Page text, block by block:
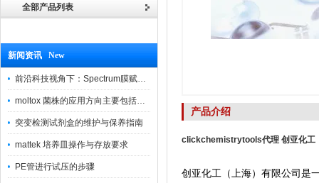
全部产品列表
新闻资讯 New
前沿科技视角下：Spectrum膜赋能精密制造
moltox 菌株的应用方向主要包括以下几个方面
突变检测试剂盒的维护与保养指南
mattek 培养皿操作与存放要求
PE管进行试压的步骤
产品介绍
clickchemistrytools代理 创亚化工
创亚化工（上海）有限公司是